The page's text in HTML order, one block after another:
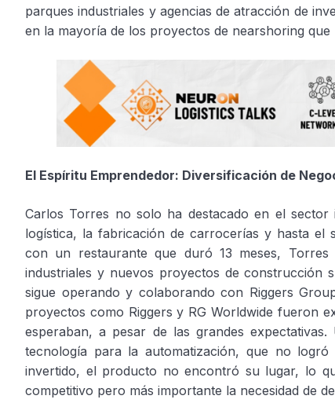
parques industriales y agencias de atracción de
en la mayoría de los proyectos de nearshoring que
El Espíritu Emprendedor: Diversificación de
Carlos Torres no solo ha destacado en el
logística, la fabricación de carrocerías y hasta el
con un restaurante que duró 13 meses,
industriales y nuevos proyectos de construcción
sigue operando y colaborando con Riggers
proyectos como Riggers y RG Worldwide fueron
esperaban, a pesar de las grandes
tecnología para la automatización, que no
invertido, el producto no encontró su lugar, lo
competitivo pero más importante la necesidad de